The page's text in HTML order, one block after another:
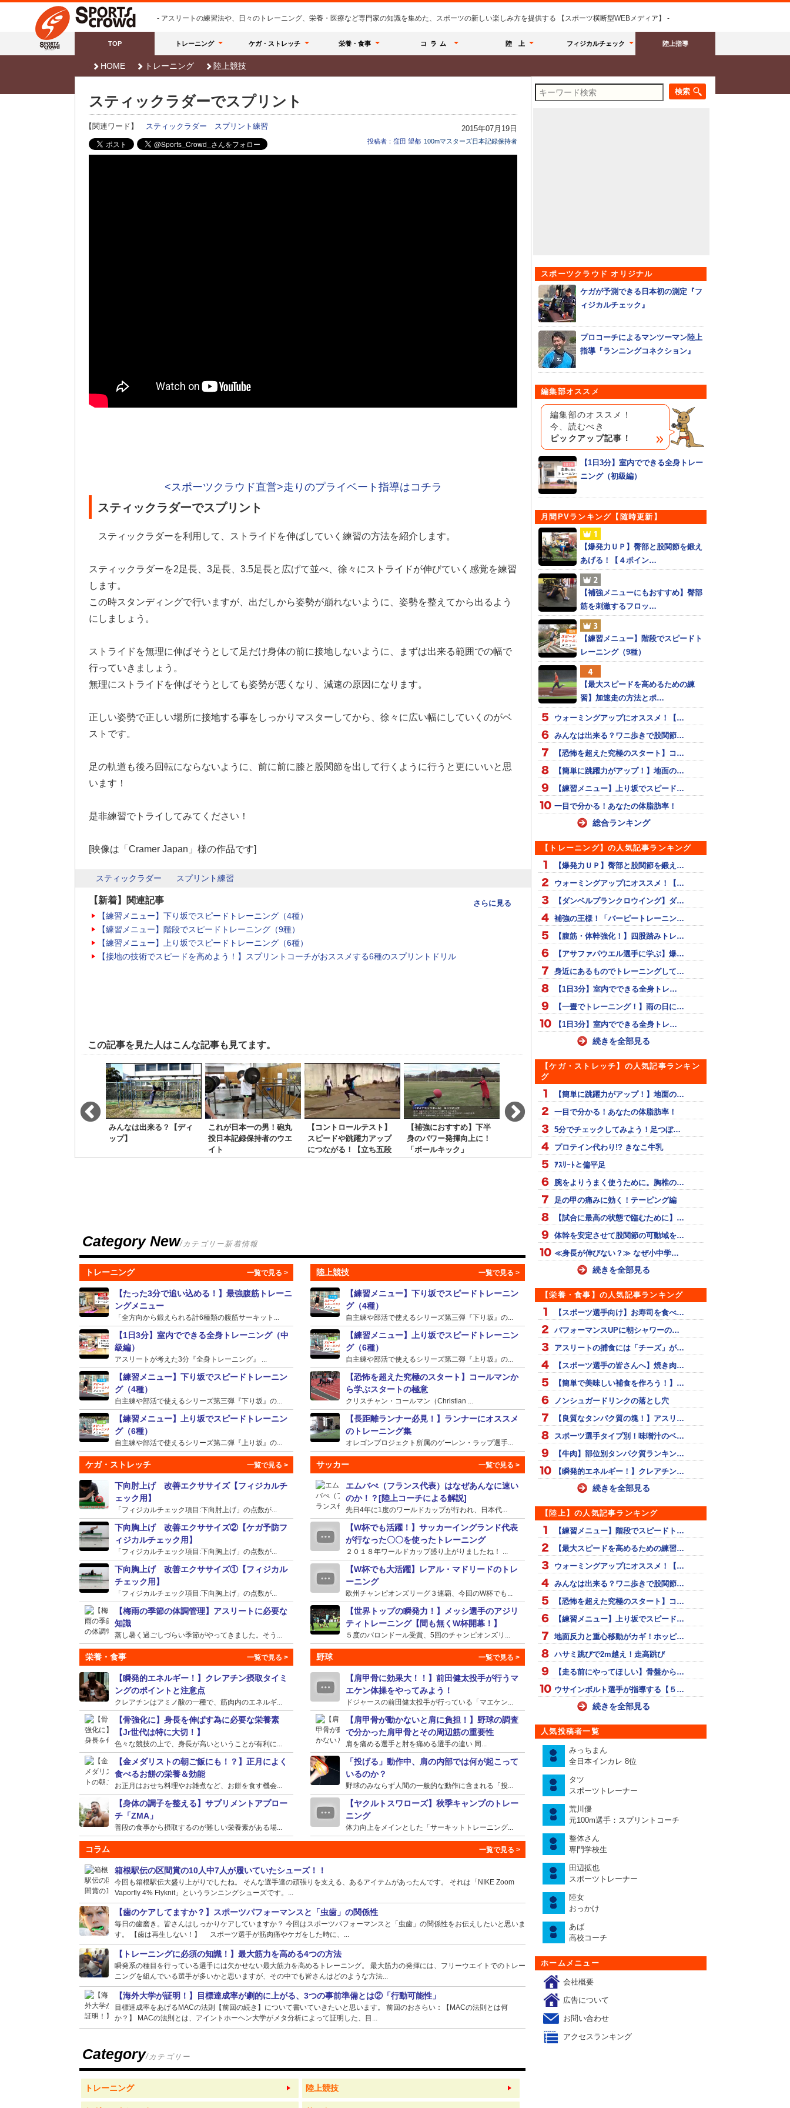
- アスリートの練習法や、日々のトレーニング、栄養・医療など専門家の知識を集めた、スポーツの新しい楽しみ方を提供する 【スポーツ横断型WEBメディア】 -
TOP トレーニング ケガ・ストレッチ 栄養・食事 コラム 陸 上 フィジカルチェック 陸上指導
HOME トレーニング 陸上競技
スティックラダーでスプリント
【関連ワード】 スティックラダー スプリント練習 2015年07月19日
投稿者：窪田 望都 100mマスターズ日本記録保持者
<スポーツクラウド直営>走りのプライベート指導はコチラ
スティックラダーでスプリント
スティックラダーを利用して、ストライドを伸ばしていく練習の方法を紹介します。
スティックラダーを2足長、3足長、3.5足長と広げて並べ、徐々にストライドが伸びていく感覚を練習
します。
この時スタンディングで行いますが、出だしから姿勢が崩れないように、姿勢を整えてから出るよう
にしましょう。
ストライドを無理に伸ばそうとして足だけ身体の前に接地しないように、まずは出来る範囲での幅で
行っていきましょう。
無理にストライドを伸ばそうとしても姿勢が悪くなり、減速の原因になります。
正しい姿勢で正しい場所に接地する事をしっかりマスターしてから、徐々に広い幅にしていくのがベ
ストです。
足の軌道も後ろ回転にならないように、前に前に膝と股関節を出して行くように行うと更にいいと思
います！
是非練習でトライしてみてください！
[映像は「Cramer Japan」様の作品です]
スティックラダー スプリント練習
【新着】関連記事 さらに見る
【練習メニュー】下り坂でスピードトレーニング（4種）
【練習メニュー】階段でスピードトレーニング（9種）
【練習メニュー】上り坂でスピードトレーニング（6種）
【接地の技術でスピードを高めよう！】スプリントコーチがおススメする6種のスプリントドリル
この記事を見た人はこんな記事も見てます。
みんなは出来る？【ディ
ップ】
これが日本一の男！砲丸
投日本記録保持者のウエ
イト
【コントロールテスト】
スピードや跳躍力アップ
につながる！【立ち五段
跳び】
【補強におすすめ】下半
身のパワー発揮向上に！
「ボールキック」
【驚異のピッチ】オリン
ピアン土井杏南選手が行
う高速ステップトレーニ
ング
メディシンV字スロー
Category New/カテゴリー新着情報
トレーニング
【たった3分で追い込める！】最強腹筋トレーニ
ングメニュー
「全方向から鍛えられる計6種類の腹筋サーキット...
【1日3分】室内でできる全身トレーニング（中
級編）
アスリートが考えた3分『全身トレーニング』 ...
【練習メニュー】下り坂でスピードトレーニン
グ（4種）
自主練や部活で使えるシリーズ第三弾『下り坂』の...
【練習メニュー】上り坂でスピードトレーニン
グ（6種）
自主練や部活で使えるシリーズ第二弾『上り坂』の...
陸上競技
【練習メニュー】下り坂でスピードトレーニン
グ（4種）
自主練や部活で使えるシリーズ第三弾『下り坂』の...
【練習メニュー】上り坂でスピードトレーニン
グ（6種）
自主練や部活で使えるシリーズ第二弾『上り坂』の...
【恐怖を超えた究極のスタート】コールマンか
ら学ぶスタートの極意
クリスチャン・コールマン（Christian ...
【長距離ランナー必見！】ランナーにオススメ
のトレーニング集
オレゴンプロジェクト所属のゲーレン・ラップ選手...
ケガ・ストレッチ
下向肘上げ 改善エクササイズ【フィジカルチ
ェック用】
「フィジカルチェック項目:下向肘上げ」の点数が...
下向胸上げ 改善エクササイズ②【ケガ予防フ
ィジカルチェック用】
「フィジカルチェック項目:下向胸上げ」の点数が...
下向胸上げ 改善エクササイズ①【フィジカル
チェック用】
「フィジカルチェック項目:下向胸上げ」の点数が...
【梅雨の季節の体調管理】アスリートに必要な
知識
蒸し暑く過ごしづらい季節がやってきました。そう...
サッカー
エムバぺ（フランス代表）はなぜあんなに速い
のか！？[陸上コーチによる解説]
先日4年に1度のワールドカップが行われ、日本代...
【W杯でも活躍！】サッカーイングランド代表
が行なった〇〇を使ったトレーニング
２０１８年ワールドカップ盛り上がりましたね！ ...
【W杯でも大活躍】レアル・マドリードのトレ
ーニング
欧州チャンピオンズリーグ３連覇、今回のW杯でも...
【世界トップの瞬発力！】メッシ選手のアジリ
ティトレーニング【間も無くW杯開幕！】
５度のバロンドール受賞、5回のチャンピオンズリ...
栄養・食事
【瞬発的エネルギー！】クレアチン摂取タイミ
ングのポイントと注意点
クレアチンはアミノ酸の一種で、筋肉内のエネルギ...
【骨強化に】身長を伸ばす為に必要な栄養素
【Jr世代は特に大切！】
色々な競技の上で、身長が高いということが有利に...
【金メダリストの朝ご飯にも！？】正月によく
食べるお餅の栄養＆効能
お正月はおせち料理やお雑煮など、お餅を食す機会...
【身体の調子を整える】サプリメントアプロー
チ「ZMA」
普段の食事から摂取するのが難しい栄養素がある場...
野球
【肩甲骨に効果大！！】前田健太投手が行うマ
エケン体操をやってみよう！
ドジャースの前田健太投手が行っている「マエケン...
【肩甲骨が動かないと肩に負担！】野球の調査
で分かった肩甲骨とその周辺筋の重要性
肩を痛める選手と肘を痛める選手の違い 同...
「投げる」動作中、肩の内部では何が起こって
いるのか？
野球のみならず人間の一般的な動作に含まれる「投...
【ヤクルトスワローズ】秋季キャンプのトレー
ニング
体力向上をメインとした「サーキットトレーニング...
コラム
箱根駅伝の区間賞の10人中7人が履いていたシューズ！！
今回も箱根駅伝大盛り上がりでしたね。 そんな選手達の頑張りを支える、あるアイテムがあったんです。 それは「NIKE Zoom
Vaporfly 4% Flyknit」というランニングシューズです。...
【歯のケアしてますか？】スポーツパフォーマンスと「虫歯」の関係性
毎日の歯磨き。皆さんはしっかりケアしていますか？ 今回はスポーツパフォーマンスと「虫歯」の関係性をお伝えしたいと思いま
す。 【歯は再生しない！】 スポーツ選手が筋肉痛やケガをした時に、...
【トレーニングに必須の知識！】最大筋力を高める4つの方法
瞬発系の種目を行っている選手には欠かせない最大筋力を高めるトレーニング。 最大筋力の発揮には、フリーウエイトでのトレー
ニングを組んでいる選手が多いかと思いますが、その中でも皆さんはどのような方法...
【海外大学が証明！】目標達成率が劇的に上がる、3つの事前準備とは②「行動可能性」
目標達成率をあげるMACの法則【前回の続き】について書いていきたいと思います。 前回のおさらい：【MACの法則とは何
か？】 MACの法則とは、アイントホーヘン大学がメタ分析によって証明した、目...
Category/カテゴリー
トレーニング 陸上競技
スポーツクラウド オリジナル
ケガが予測できる日本初の測定『フ
ィジカルチェック』
プロコーチによるマンツーマン陸上
指導『ランニングコネクション』
編集部オススメ
編集部のオススメ！
今、読むべき
ピックアップ記事！
【1日3分】室内でできる全身トレー
ニング（初級編）
月間PVランキング【随時更新】
【爆発力ＵＰ】臀部と股関節を鍛え
あげる！【４ポイン…
【補強メニューにもおすすめ】臀部
筋を刺激するフロッ…
【練習メニュー】階段でスピードト
レーニング（9種）
【最大スピードを高めるための練
習】加速走の方法とポ…
ウォーミングアップにオススメ！【…
みんなは出来る？ワニ歩きで股関節…
【恐怖を超えた究極のスタート】コ…
【簡単に跳躍力がアップ！】地面の…
【練習メニュー】上り坂でスピード…
一目で分かる！あなたの体脂肪率！
総合ランキング
【トレーニング】の人気記事ランキング
【爆発力ＵＰ】臀部と股関節を鍛え…
ウォーミングアップにオススメ！【…
【ダンベルプランクロウイング】ダ…
補強の王様！「バーピートレーニン…
【腹筋・体幹強化！】四股踏みトレ…
【アサファパウエル選手に学ぶ】爆…
身近にあるものでトレーニングして…
【1日3分】室内でできる全身トレ…
【一畳でトレーニング！】雨の日に…
【1日3分】室内でできる全身トレ…
続きを全部見る
【ケガ・ストレッチ】の人気記事ランキン
グ
【簡単に跳躍力がアップ！】地面の…
一目で分かる！あなたの体脂肪率！
5分でチェックしてみよう！足つぼ…
プロテイン代わり!? きなこ牛乳
ｱｽﾘｰﾄと偏平足
腕をよりうまく使うために。胸椎の…
足の甲の痛みに効く！テーピング編
【試合に最高の状態で臨むために】…
体幹を安定させて股関節の可動域を…
≪身長が伸びない？≫ なぜ小中学…
続きを全部見る
【栄養・食事】の人気記事ランキング
【スポーツ選手向け】お寿司を食べ…
パフォーマンスUPに朝シャワーの…
アスリートの捕食には「チーズ」が…
【スポーツ選手の皆さんへ】焼き肉…
【簡単で美味しい補食を作ろう！】…
ノンシュガードリンクの落とし穴
【良質なタンパク質の塊！】アスリ…
スポーツ選手タイプ別！味噌汁のベ…
【牛肉】部位別タンパク質ランキン…
【瞬発的エネルギー！】クレアチン…
続きを全部見る
【陸上】の人気記事ランキング
【練習メニュー】階段でスピードト…
【最大スピードを高めるための練習…
ウォーミングアップにオススメ！【…
みんなは出来る？ワニ歩きで股関節…
【恐怖を超えた究極のスタート】コ…
【練習メニュー】上り坂でスピード…
地面反力と重心移動がカギ！ホッピ…
ハサミ跳びで2m越え！走高跳び
【走る前にやってほしい】骨盤から…
ウサインボルト選手が指導する【５…
続きを全部見る
人気投稿者一覧
みっちまん
全日本インカレ 8位
タツ
スポーツトレーナー
荒川優
元100m選手：スプリントコーチ
整体さん
専門学校生
田辺拡也
スポーツトレーナー
陸女
おっかけ
あば
高校コーチ
ホームメニュー
会社概要
広告について
お問い合わせ
アクセスランキング